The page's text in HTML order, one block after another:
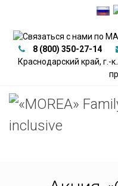
8 (800) 350-27-14
Краснодарский край, г.-